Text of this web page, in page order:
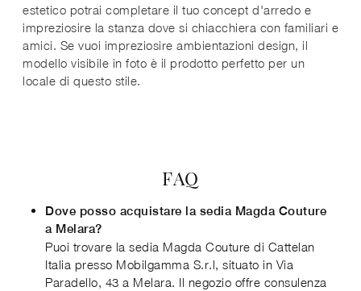
estetico potrai completare il tuo concept d'arredo e
impreziosire la stanza dove si chiacchiera con familiari e
amici. Se vuoi impreziosire ambientazioni design, il
modello visibile in foto è il prodotto perfetto per un
locale di questo stile.
FAQ
Dove posso acquistare la sedia Magda Couture
a Melara?
Puoi trovare la sedia Magda Couture di Cattelan
Italia presso Mobilgamma S.r.l, situato in Via
Paradello, 43 a Melara. Il negozio offre consulenza